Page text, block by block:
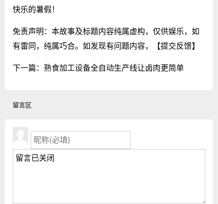
快乐的暑假！
免责声明：本故事及标题内容纯属虚构，仅供娱乐，如
有雷同，纯属巧合。如发现有问题内容，
【提交反馈】
下一篇： 熟食加工设备全自动生产线让卤肉更简单
留言区